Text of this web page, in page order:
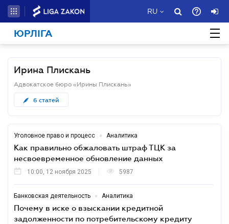
RU
ЮРЛІГА
Ирина Плискань
Адвокатское бюро «Ирины Плискань»
6 статей
Уголовное право и процесс • Аналитика
Как правильно обжаловать штраф ТЦК за
несвоевременное обновление данных
10:00, 12 ноября 2025 5987
Банковская деятельность • Аналитика
Почему в иске о взыскании кредитной
задолженности по потребительскому кредиту